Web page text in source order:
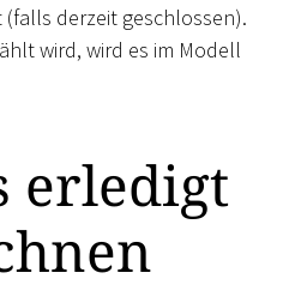
derzeit geschlossen).
wird, wird es im Modell
erledigt